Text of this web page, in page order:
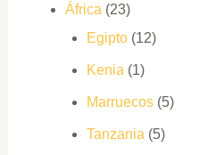
África (23)
Egipto(12)
Kenia (1)
Marruecos(5)
Tanzania (5)